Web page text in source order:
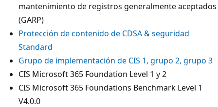
mantenimiento de registros generalmente aceptados
(GARP)
Protección de contenido de CDSA & seguridad
Standard
Grupo de implementación de CIS 1, grupo 2, grupo 3
CIS Microsoft 365 Foundation Level 1 y 2
CIS Microsoft 365 Foundations Benchmark Level 1
V4.0.0